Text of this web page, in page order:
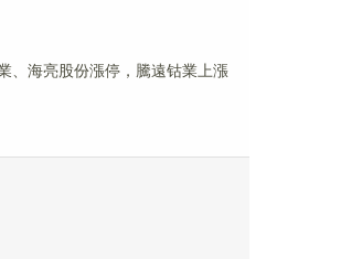
、海亮股份漲停，騰遠钴業上漲